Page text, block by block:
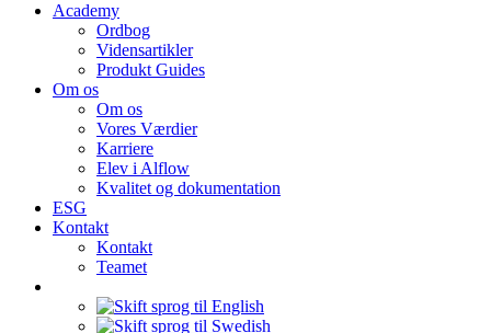
Academy
Ordbog
Vidensartikler
Produkt Guides
Om os
Om os
Vores Værdier
Karriere
Elev i Alflow
Kvalitet og dokumentation
ESG
Kontakt
Kontakt
Teamet